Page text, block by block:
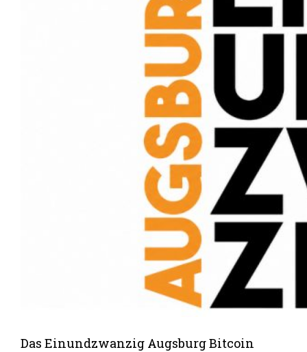
Das Einundzwanzig Augsburg Bitcoin